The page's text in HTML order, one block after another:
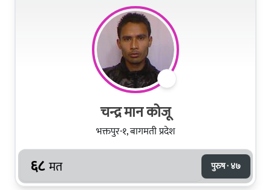
चन्द्र मान कोजू
भक्तपुर-१, बागमती प्रदेश
६८ मत पुरुष · ४७